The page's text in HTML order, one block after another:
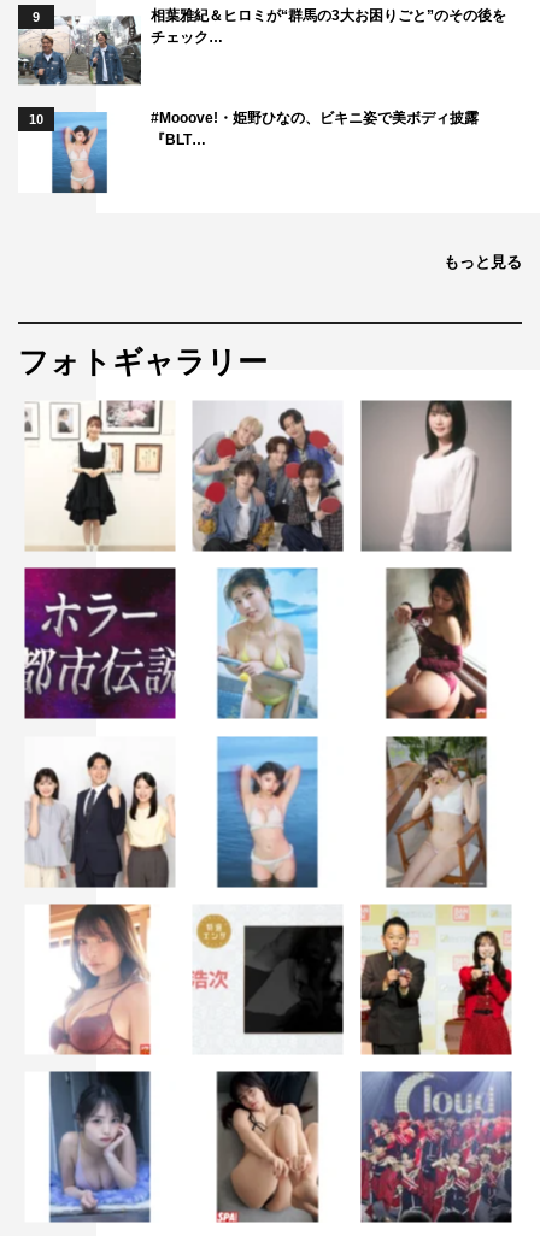
9
相葉雅紀＆ヒロミが“群馬の3大お困りごと”のその後を
チェック…
10
#Mooove!・姫野ひなの、ビキニ姿で美ボディ披露
『BLT…
もっと見る
フォトギャラリー